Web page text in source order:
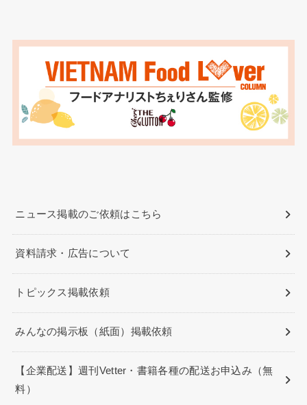
ニュース掲載のご依頼はこちら
資料請求・広告について
トピックス掲載依頼
みんなの掲示板（紙面）掲載依頼
【企業配送】週刊Vetter・書籍各種の配送お申込み（無
料）